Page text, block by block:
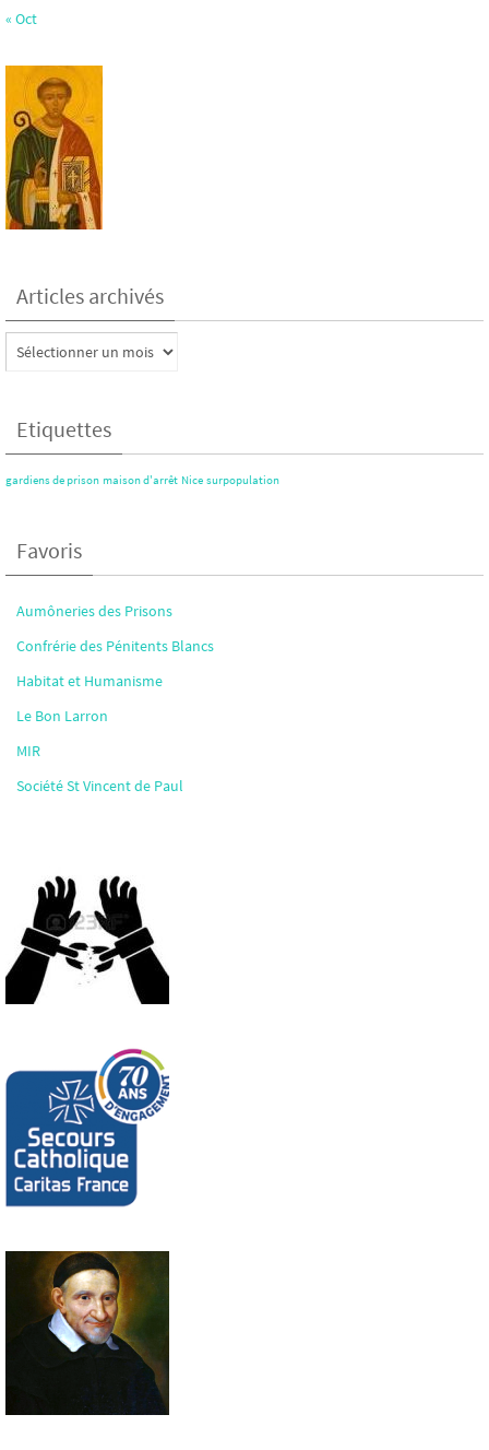
« Oct
Articles archivés
Articles
archivés
Etiquettes
gardiens de prison maison d'arrêt Nice surpopulation
Favoris
Aumôneries des Prisons
Confrérie des Pénitents Blancs
Habitat et Humanisme
Le Bon Larron
MIR
Société St Vincent de Paul